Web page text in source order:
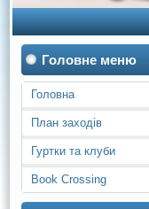
Головне меню
Головна
План заходів
Гуртки та клуби
Book Crossing